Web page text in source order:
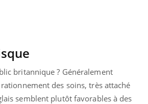
britannique ? Généralement
rationnement des soins, très attaché
semblent plutôt favorables à des